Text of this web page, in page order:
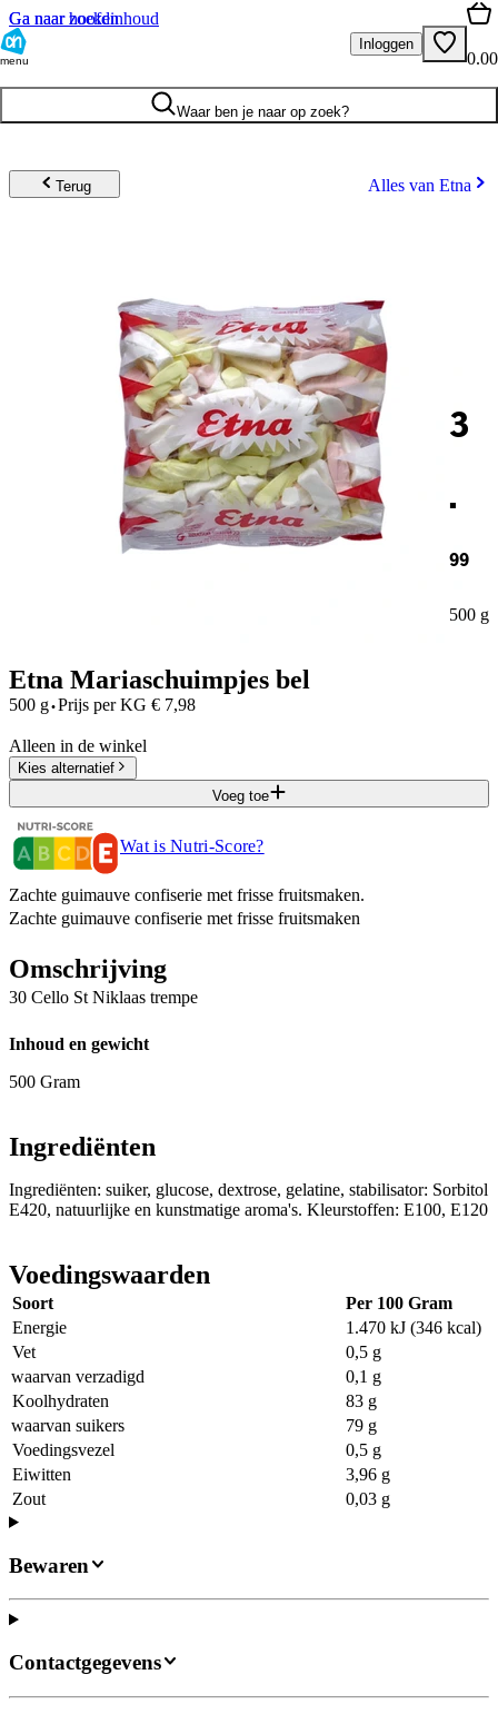
Ga naar hoofdinhoud
Ga naar zoeken
menu
Inloggen
0.00
Waar ben je naar op zoek?
Terug Alles van Etna
3
.
99
500 g
Etna Mariaschuimpjes bel
500 g·Prijs per KG € 7,98
Alleen in de winkel
Kies alternatief
Voeg toe
Wat is Nutri-Score?
Zachte guimauve confiserie met frisse fruitsmaken.
Zachte guimauve confiserie met frisse fruitsmaken
Omschrijving
30 Cello St Niklaas trempe
Inhoud en gewicht
500 Gram
Ingrediënten
Ingrediënten: suiker, glucose, dextrose, gelatine, stabilisator: Sorbitol
E420, natuurlijke en kunstmatige aroma's. Kleurstoffen: E100, E120
Voedingswaarden
Soort
Per 100 Gram
Energie
1.470 kJ (346 kcal)
Vet
0,5 g
waarvan verzadigd
0,1 g
Koolhydraten
83 g
waarvan suikers
79 g
Voedingsvezel
0,5 g
Eiwitten
3,96 g
Zout
0,03 g
Bewaren
Contactgegevens